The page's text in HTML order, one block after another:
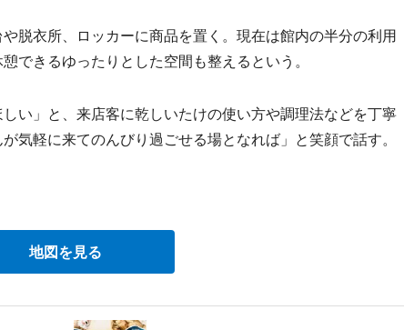
脱衣所、ロッカーに商品を置く。現在は館内の半分の利用
できるゆったりとした空間も整えるという。
い」と、来店客に乾しいたけの使い方や調理法などを丁寧
気軽に来てのんびり過ごせる場となれば」と笑顔で話す。
地図を見る